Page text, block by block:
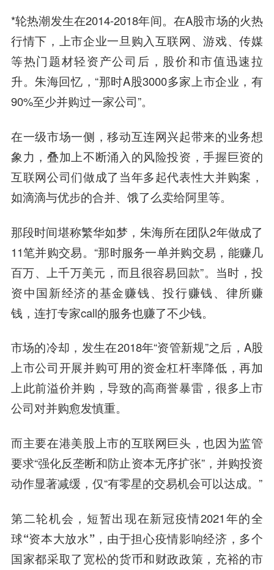
*轮热潮发生在2014-2018年间。在A股市场的火热
行情下，上市企业一旦购入互联网、游戏、传媒
等热门题材轻资产公司后，股价和市值迅速拉
升。朱海回忆，“那时A股3000多家上市企业，有
90%至少并购过一家公司”。
在一级市场一侧，移动互连网兴起带来的业务想
象力，叠加上不断涌入的风险投资，手握巨资的
互联网公司们做成了当年多起代表性大并购案，
如滴滴与优步的合并、饿了么卖给阿里等。
那段时间堪称繁华如梦，朱海所在团队2年做成了
11笔并购交易。“那时服务一单并购交易，能赚几
百万、上千万美元，而且很容易回款”。当时，投
资中国新经济的基金赚钱、投行赚钱、律所赚
钱，连打专家call的服务也赚了不少钱。
市场的冷却，发生在2018年“资管新规”之后，A股
上市公司开展并购可用的资金杠杆率降低，再加
上此前溢价并购，导致的高商誉暴雷，很多上市
公司对并购愈发慎重。
而主要在港美股上市的互联网巨头，也因为监管
要求“强化反垄断和防止资本无序扩张”，并购投资
动作显著减缓，仅“有零星的交易机会可以达成。”
第二轮机会，短暂出现在新冠疫情2021年的全
球“资本大放水”，由于担心疫情影响经济，多个
国家都采取了宽松的货币和财政政策，充裕的市